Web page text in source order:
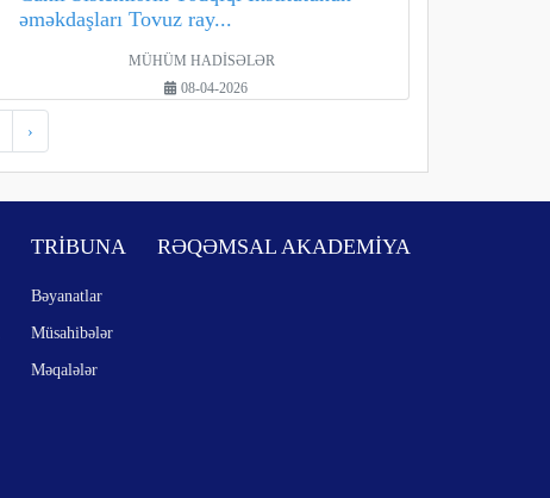
əməkdaşları Tovuz ray...
MÜHÜM HADİSƏLƏR
08-04-2026
›
TRİBUNA
Bəyanatlar
Müsahibələr
Məqalələr
RƏQƏMSAL AKADEMİYA